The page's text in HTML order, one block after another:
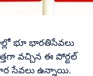
భూ భారతిసేవలు
వచ్చిన ఈ పోర్టల్
సేవలు ఉన్నాయి.